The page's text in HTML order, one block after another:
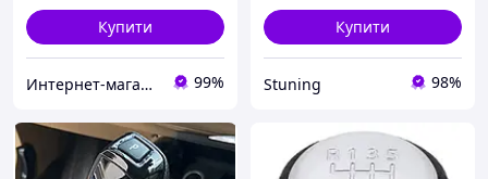
Купити
Интернет-магазин "Carmos" 99%
Купити
Stuning 98%